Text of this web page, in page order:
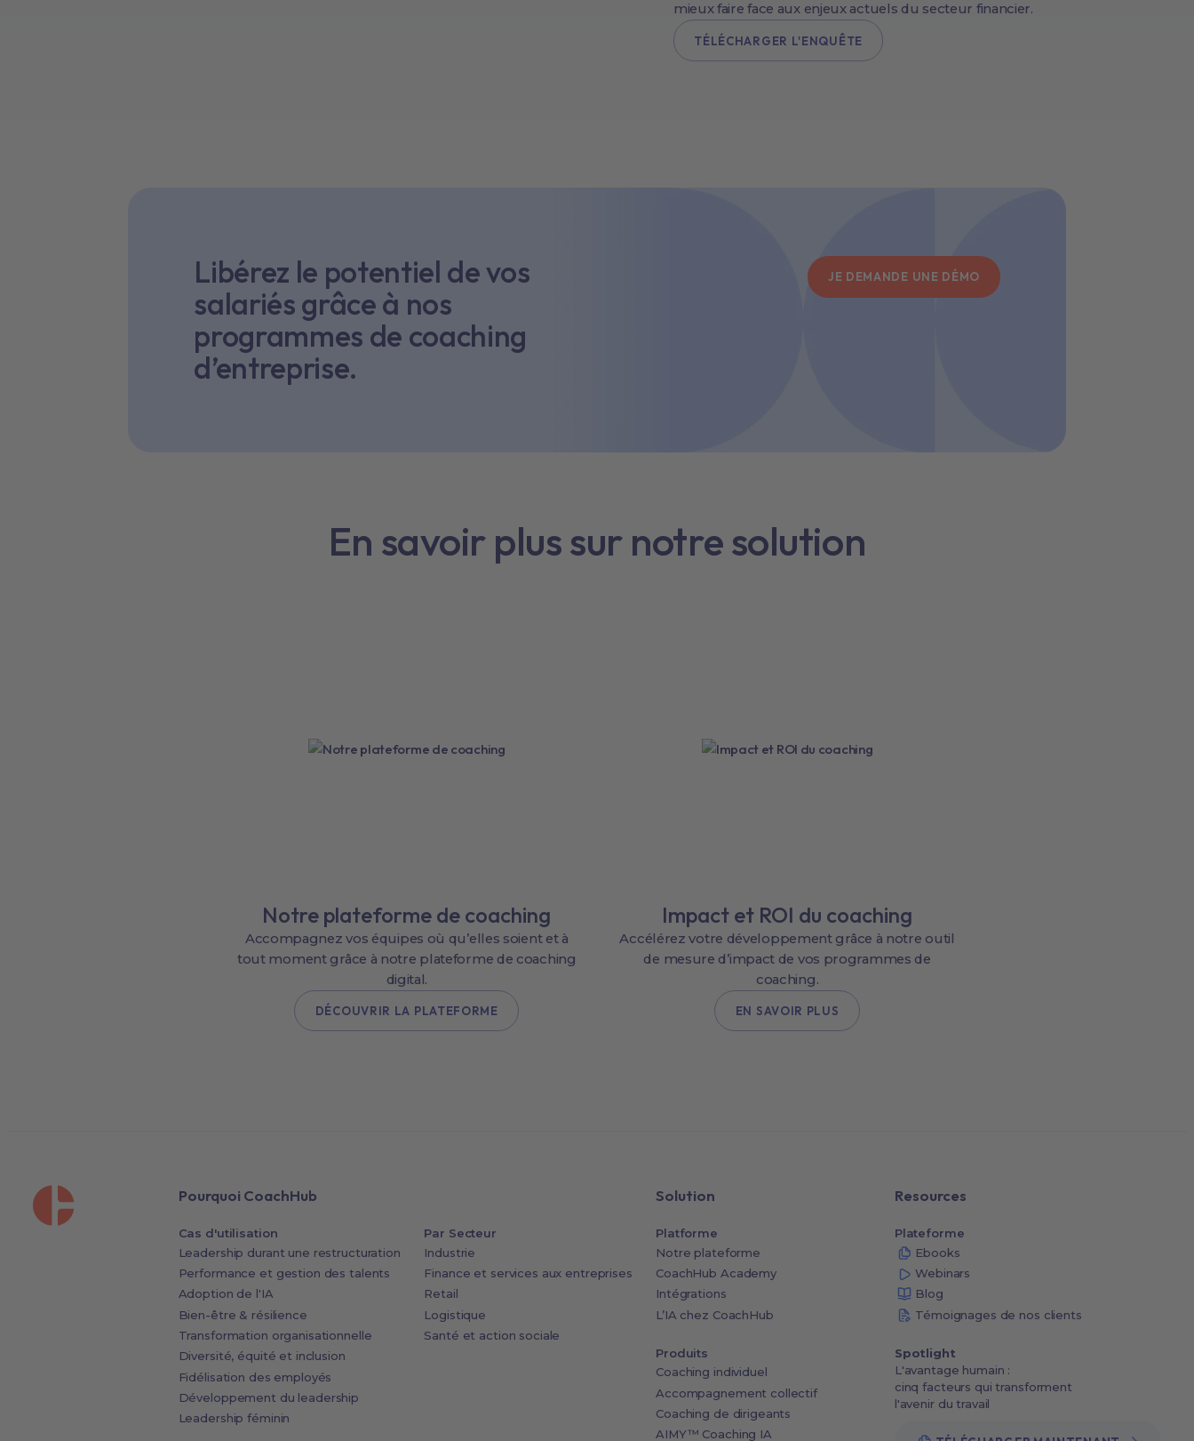
mieux faire face aux enjeux actuels du secteur financier.
TÉLÉCHARGER L'ENQUÊTE
Libérez le potentiel de vos
salariés grâce à nos
programmes de coaching
d’entreprise.
JE DEMANDE UNE DÉMO
En savoir plus sur notre solution
Notre plateforme de coaching
Accompagnez vos équipes où qu’elles soient et à
tout moment grâce à notre plateforme de coaching
digital.
DÉCOUVRIR LA PLATEFORME
Impact et ROI du coaching
Accélérez votre développement grâce à notre outil
de mesure d’impact de vos programmes de
coaching.
EN SAVOIR PLUS
Pourquoi CoachHub
Cas d'utilisation
Leadership durant une restructuration
Performance et gestion des talents
Adoption de l'IA
Bien-être & résilience
Transformation organisationnelle
Diversité, équité et inclusion
Fidélisation des employés
Développement du leadership
Leadership féminin
Par Secteur
Industrie
Finance et services aux entreprises
Retail
Logistique
Santé et action sociale
Solution
Platforme
Notre plateforme
CoachHub Academy
Intégrations
L’IA chez CoachHub
Produits
Coaching individuel
Accompagnement collectif
Coaching de dirigeants
AIMY™ Coaching IA
Resources
Plateforme
Ebooks
Webinars
Blog
Témoignages de nos clients
Spotlight
L'avantage humain :
cinq facteurs qui transforment
l'avenir du travail